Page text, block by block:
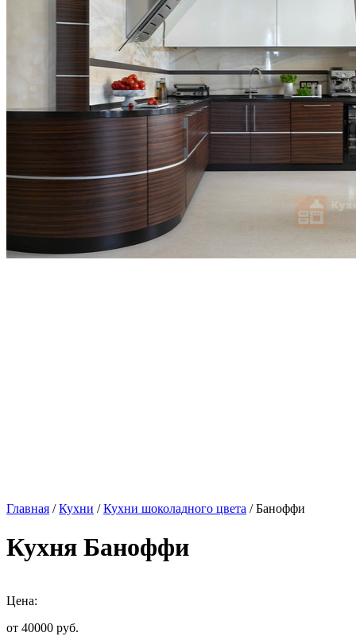
Главная /Кухни /Кухни шоколадного цвета / Баноффи
Кухня Баноффи
Цена:
от 40000 руб.